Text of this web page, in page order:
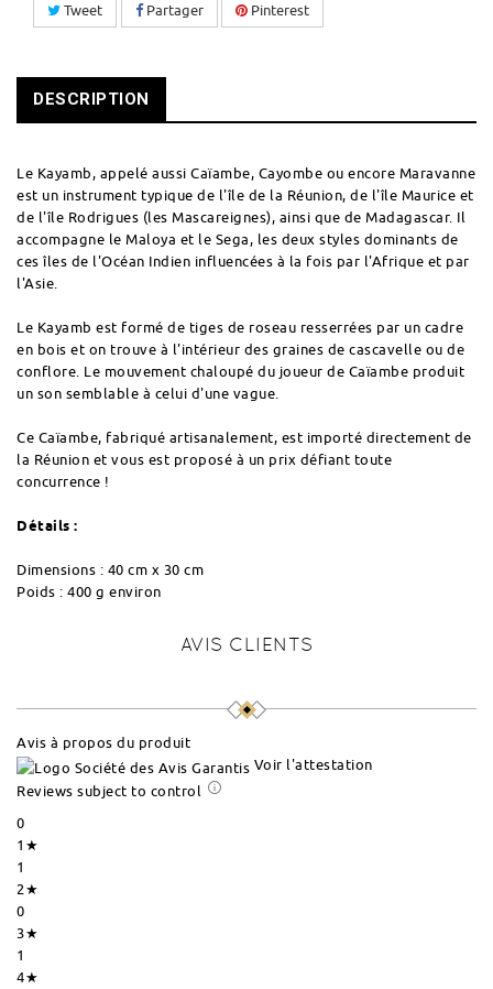
Tweet Partager Pinterest
DESCRIPTION
Le Kayamb, appelé aussi Caïambe, Cayombe ou encore Maravanne
est un instrument typique de l'île de la Réunion, de l'île Maurice et
de l'île Rodrigues (les Mascareignes), ainsi que de Madagascar. Il
accompagne le Maloya et le Sega, les deux styles dominants de
ces îles de l'Océan Indien influencées à la fois par l'Afrique et par
l'Asie.
Le Kayamb est formé de tiges de roseau resserrées par un cadre
en bois et on trouve à l'intérieur des graines de cascavelle ou de
conflore. Le mouvement chaloupé du joueur de Caïambe produit
un son semblable à celui d'une vague.
Ce Caïambe, fabriqué artisanalement, est importé directement de
la Réunion et vous est proposé à un prix défiant toute
concurrence !
Détails :
Dimensions : 40 cm x 30 cm
Poids : 400 g environ
AVIS CLIENTS
Avis à propos du produit
Voir l'attestation
Reviews subject to control
0
1★
1
2★
0
3★
1
4★